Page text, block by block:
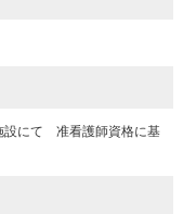
にて 准看護師資格に基